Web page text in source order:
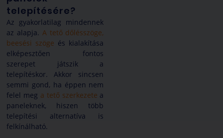
telepítésére?
Az gyakorlatilag mindennek
az alapja. A tető dőlésszöge,
beesési szöge és kialakítása
elképesztően fontos
szerepet játszik a
telepítéskor. Akkor sincsen
semmi gond, ha éppen nem
felel meg a tető szerkezete a
paneleknek, hiszen több
telepítési alternatíva is
felkínálható.